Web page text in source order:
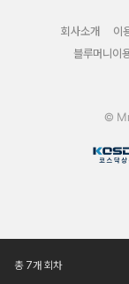
총 7개 회차
회사소개 이
블루머니이
©